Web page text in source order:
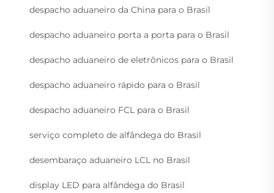
despacho aduaneiro da China para o Brasil
despacho aduaneiro porta a porta para o Brasil
despacho aduaneiro de eletrônicos para o Brasil
despacho aduaneiro rápido para o Brasil
despacho aduaneiro FCL para o Brasil
serviço completo de alfândega do Brasil
desembaraço aduaneiro LCL no Brasil
display LED para alfândega do Brasil